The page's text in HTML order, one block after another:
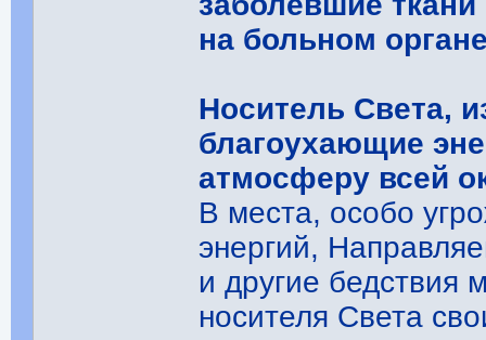
на больном
Носитель Света,
благоухающие
атмосферу всей
В места, особо
энергий,
и другие бедствия
носителя Света